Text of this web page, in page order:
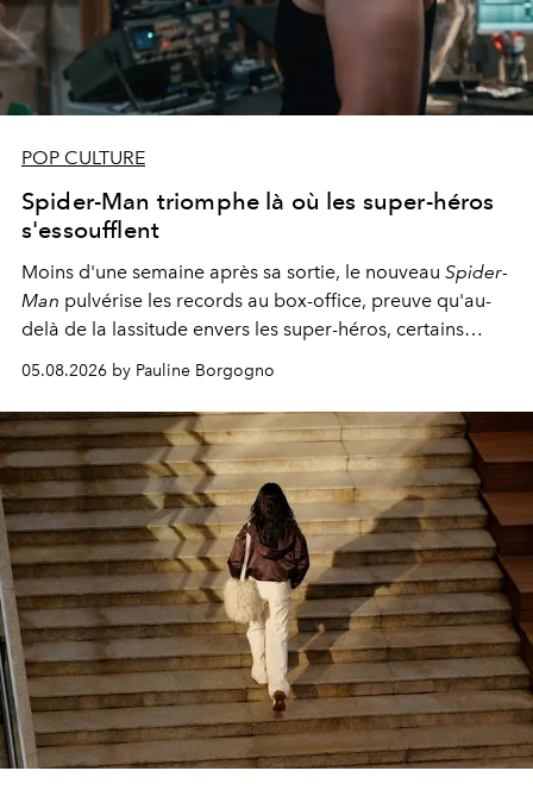
POP CULTURE
Spider-Man triomphe là où les super-héros
s'essoufflent
Moins d'une semaine après sa sortie, le nouveau Spider-
Man pulvérise les records au box-office, preuve qu'au-
delà de la lassitude envers les super-héros, certains
personnages continuent de susciter une ferveur intacte.
05.08.2026 by Pauline Borgogno